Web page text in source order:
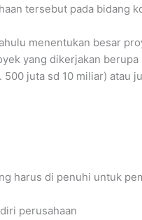
tersebut pada bidang
menentukan besar
yang dikerjakan
500 juta sd 10 miliar) atau
harus di penuhi untuk
perusahaan